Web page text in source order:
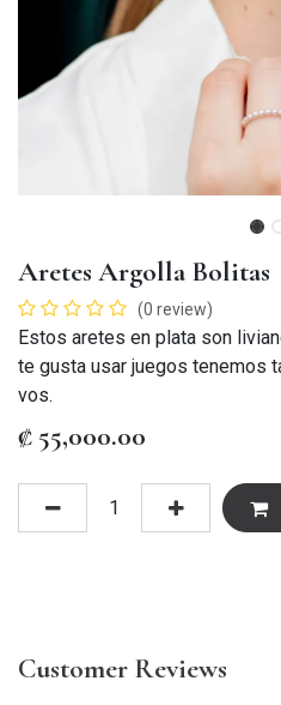
Aretes Argolla Bolitas
(0 review)
Estos aretes en plata son
te gusta usar juegos tenemos
vos.
₡ 55,000.00
Customer Reviews